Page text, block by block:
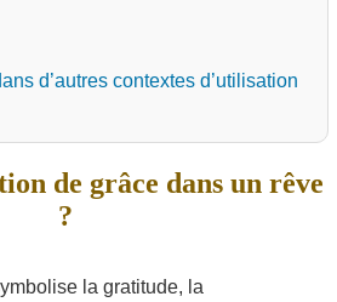
d’autres contextes d’utilisation
de grâce dans un rêve
?
la gratitude, la